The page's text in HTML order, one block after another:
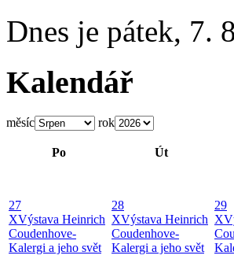
Dnes je pátek, 7.
Kalendář
měsíc rok
Po Út
27
XVýstava Heinrich
Coudenhove-
Kalergi a jeho svět
28
XVýstava Heinrich
Coudenhove-
Kalergi a jeho svět
29
X